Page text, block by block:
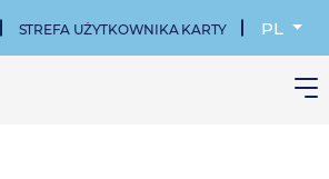
MENU
STREFA UŻYTKOWNIKA KARTY PL